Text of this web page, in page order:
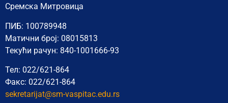
Сремска Митровица
ПИБ: 100789948
Матични број: 08015813
Текући рачун: 840-1001666-93
Тел: 022/621-864
Факс: 022/621-864
sekretarijat@sm-vaspitac.edu.rs